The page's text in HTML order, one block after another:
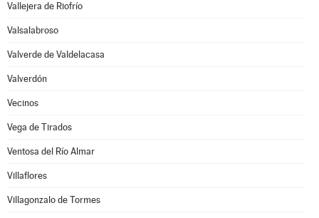
Vallejera de Riofrío
Valsalabroso
Valverde de Valdelacasa
Valverdón
Vecinos
Vega de Tirados
Ventosa del Río Almar
Villaflores
Villagonzalo de Tormes